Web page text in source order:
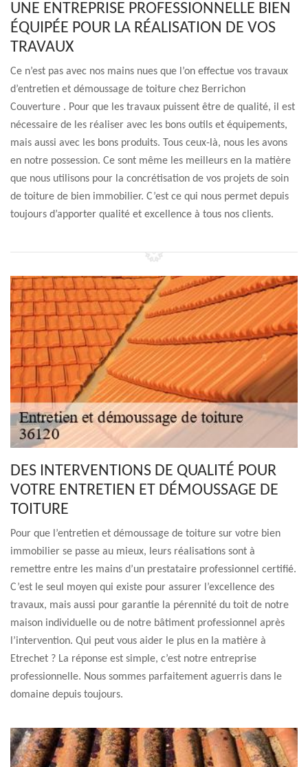
UNE ENTREPRISE PROFESSIONNELLE BIEN
ÉQUIPÉE POUR LA RÉALISATION DE VOS
TRAVAUX
Ce n’est pas avec nos mains nues que l’on effectue vos travaux
d’entretien et démoussage de toiture chez Berrichon
Couverture . Pour que les travaux puissent être de qualité, il est
nécessaire de les réaliser avec les bons outils et équipements,
mais aussi avec les bons produits. Tous ceux-là, nous les avons
en notre possession. Ce sont même les meilleurs en la matière
que nous utilisons pour la concrétisation de vos projets de soin
de toiture de bien immobilier. C’est ce qui nous permet depuis
toujours d’apporter qualité et excellence à tous nos clients.
DES INTERVENTIONS DE QUALITÉ POUR
VOTRE ENTRETIEN ET DÉMOUSSAGE DE
TOITURE
Pour que l’entretien et démoussage de toiture sur votre bien
immobilier se passe au mieux, leurs réalisations sont à
remettre entre les mains d’un prestataire professionnel certifié.
C’est le seul moyen qui existe pour assurer l’excellence des
travaux, mais aussi pour garantie la pérennité du toit de notre
maison individuelle ou de notre bâtiment professionnel après
l’intervention. Qui peut vous aider le plus en la matière à
Etrechet ? La réponse est simple, c’est notre entreprise
professionnelle. Nous sommes parfaitement aguerris dans le
domaine depuis toujours.